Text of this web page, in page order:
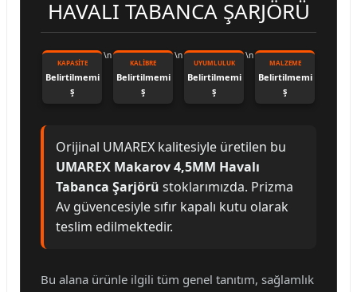
HAVALI TABANCA ŞARJÖRÜ
KAPASITE
Belirtilmemi
ş
\n
KALIBRE
Belirtilmemi
ş
\n
UYUMLULUK
Belirtilmemi
ş
\n
MALZEME
Belirtilmemi
ş
Orijinal UMAREX kalitesiyle üretilen bu
UMAREX Makarov 4,5MM Havalı
Tabanca Şarjörü stoklarımızda. Prizma
Av güvencesiyle sıfır kapalı kutu olarak
teslim edilmektedir.
Bu alana ürünle ilgili tüm genel tanıtım, sağlamlık